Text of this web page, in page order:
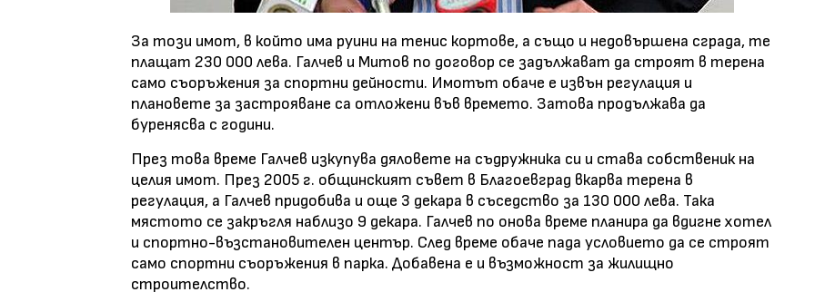
За този имот, в който има руини на тенис кортове, а също и недовършена сграда, те
плащат 230 000 лева. Галчев и Митов по договор се задължават да строят в терена
само съоръжения за спортни дейности. Имотът обаче е извън регулация и
плановете за застрояване са отложени във времето. Затова продължава да
буренясва с години.
През това време Галчев изкупува дяловете на съдружника си и става собственик на
целия имот. През 2005 г. общинският съвет в Благоевград вкарва терена в
регулация, а Галчев придобива и още 3 декара в съседство за 130 000 лева. Така
мястото се закръгля наблизо 9 декара. Галчев по онова време планира да вдигне хотел
и спортно-възстановителен център. След време обаче пада условието да се строят
само спортни съоръжения в парка. Добавена е и възможност за жилищно
строителство.